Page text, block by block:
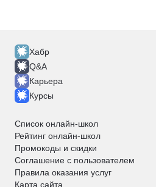
Хабр
Q&A
Карьера
Курсы
Список онлайн-школ
Рейтинг онлайн-школ
Промокоды и скидки
Соглашение с пользователем
Правила оказания услуг
Карта сайта